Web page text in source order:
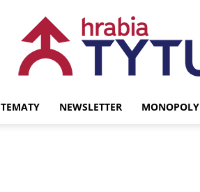
TEMATY NEWSLETTER MONOPOLY